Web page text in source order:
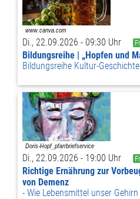
Di., 22.09.2026 - 09:30 Uhr
Bildungsreihe | „Hopfen und
Bildungsreihe Kultur-
Di., 22.09.2026 - 19:00 Uhr
Richtige Ernährung zur
von Demenz
Wie Lebensmittel unser